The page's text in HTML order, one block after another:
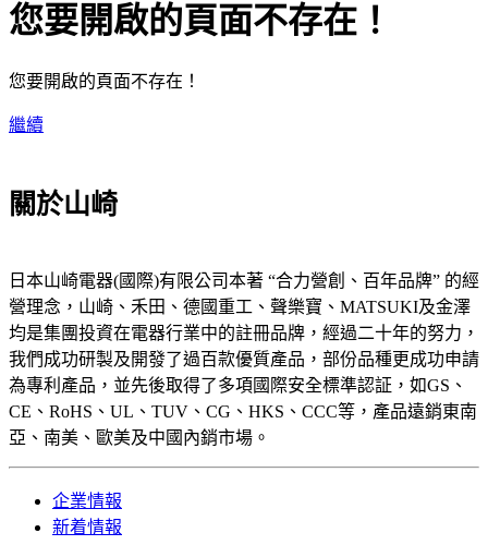
您要開啟的頁面不存在！
您要開啟的頁面不存在！
繼續
關於山崎
日本山崎電器(國際)有限公司本著 “合力營創、百年品牌” 的經
營理念，山崎、禾田、德國重工、聲樂寶、MATSUKI及金澤
均是集團投資在電器行業中的註冊品牌，經過二十年的努力，
我們成功研製及開發了過百款優質產品，部份品種更成功申請
為專利產品，並先後取得了多項國際安全標準認証，如GS、
CE、RoHS、UL、TUV、CG、HKS、CCC等，產品遠銷東南
亞、南美、歐美及中國內銷市場。
企業情報
新着情報